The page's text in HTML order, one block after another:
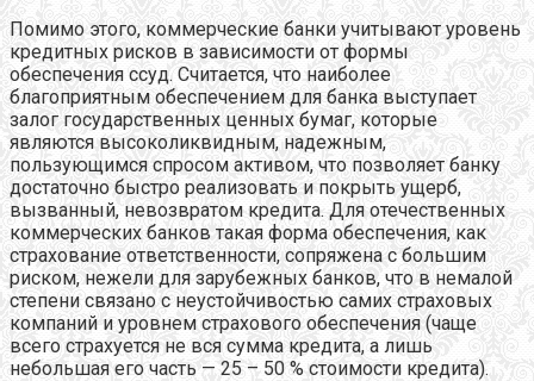
Помимо этого, коммерческие банки учитывают уровень
кредитных рисков в зависимости от формы
обеспечения ссуд. Считается, что наиболее
благоприятным обеспечением для банка выступает
залог государственных ценных бумаг, которые
являются высоколиквидным, надежным,
пользующимся спросом активом, что позволяет банку
достаточно быстро реализовать и покрыть ущерб,
вызванный, невозвратом кредита. Для отечественных
коммерческих банков такая форма обеспечения, как
страхование ответственности, сопряжена с большим
риском, нежели для зарубежных банков, что в немалой
степени связано с неустойчивостью самих страховых
компаний и уровнем страхового обеспечения (чаще
всего страхуется не вся сумма кредита, а лишь
небольшая его часть — 25 – 50 % стоимости кредита).